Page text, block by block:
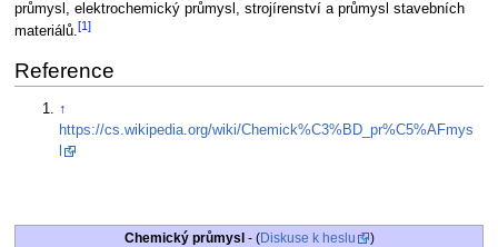
průmysl, elektrochemický průmysl, strojírenství a průmysl stavebních
materiálů.[1]
Reference
↑
https://cs.wikipedia.org/wiki/Chemick%C3%BD_pr%C5%AFmys
Chemický průmysl- (Diskuse k heslu )